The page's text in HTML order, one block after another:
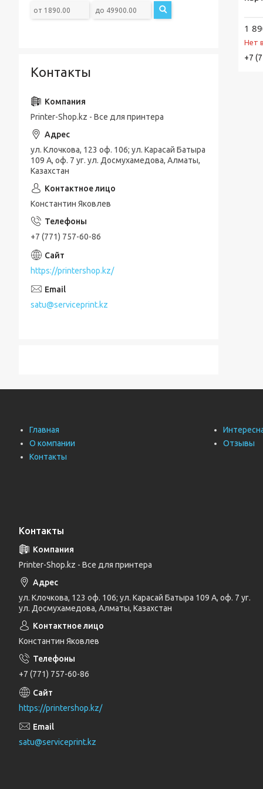
1
Нет
+7
Контакты
Printer-Shop.kz - Все для принтера
ул. Клочкова, 123 оф. 106; ул. Карасай Батыра
109 А, оф. 7 уг. ул. Досмухамедова, Алматы,
Казахстан
Константин Яковлев
+7 (771) 757-60-86
https://printershop.kz/
satu@serviceprint.kz
Главная
О компании
Контакты
Отзывы
Контакты
Printer-Shop.kz - Все для принтера
ул. Клочкова, 123 оф. 106; ул. Карасай Батыра 109 А, оф. 7 уг.
ул. Досмухамедова, Алматы, Казахстан
Константин Яковлев
+7 (771) 757-60-86
https://printershop.kz/
satu@serviceprint.kz